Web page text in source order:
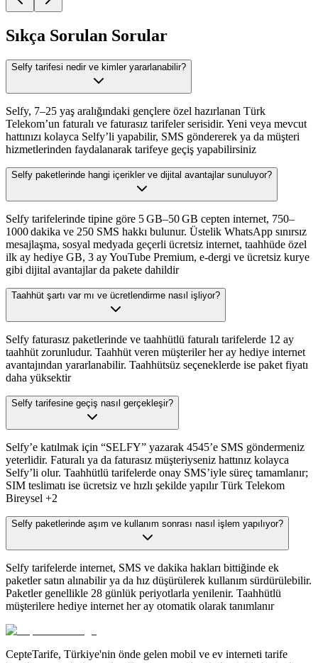
Sıkça Sorulan Sorular
Selfy tarifesi nedir ve kimler yararlanabilir?
Selfy, 7–25 yaş aralığındaki gençlere özel hazırlanan Türk
Telekom’un faturalı ve faturasız tarifeler serisidir. Yeni veya mevcut
hattınızı kolayca Selfy’li yapabilir, SMS göndererek ya da müşteri
hizmetlerinden faydalanarak tarifeye geçiş yapabilirsiniz
Selfy paketlerinde hangi içerikler ve dijital avantajlar sunuluyor?
Selfy tarifelerinde tipine göre 5 GB–50 GB cepten internet, 750–
1000 dakika ve 250 SMS hakkı bulunur. Üstelik WhatsApp sınırsız
mesajlaşma, sosyal medyada geçerli ücretsiz internet, taahhüde özel
ilk ay hediye GB, 3 ay YouTube Premium, e‑dergi ve ücretsiz kurye
gibi dijital avantajlar da pakete dahildir
Taahhüt şartı var mı ve ücretlendirme nasıl işliyor?
Selfy faturasız paketlerinde ve taahhütlü faturalı tarifelerde 12 ay
taahhüt zorunludur. Taahhüt veren müşteriler her ay hediye internet
avantajından yararlanabilir. Taahhütsüz seçeneklerde ise paket fiyatı
daha yüksektir
Selfy tarifesine geçiş nasıl gerçekleşir?
Selfy’e katılmak için “SELFY” yazarak 4545’e SMS göndermeniz
yeterlidir. Faturalı ya da faturasız müşteriyseniz hattınız kolayca
Selfy’li olur. Taahhütlü tarifelerde onay SMS’iyle süreç tamamlanır;
SIM teslimatı ise ücretsiz ve hızlı şekilde yapılır Türk Telekom
Bireysel +2
Selfy paketlerinde aşım ve kullanım sonrası nasıl işlem yapılıyor?
Selfy tarifelerde internet, SMS ve dakika hakları bittiğinde ek
paketler satın alınabilir ya da hız düşürülerek kullanım sürdürülebilir.
Paketler genellikle 28 günlük periyotlarla yenilenir. Taahhütlü
müşterilere hediye internet her ay otomatik olarak tanımlanır
CepteTarife, Türkiye'nin önde gelen mobil ve ev interneti tarife